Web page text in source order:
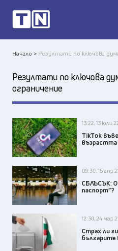
Начало > Резултати по ключова
Резултати по ключова
ограничение
13:22, 13 юли
TikTok
възрастта
09:30, 15 апр
СБЛЪСЪК:
паспорт“?
12:30, 24 мар
Страх ли
българите